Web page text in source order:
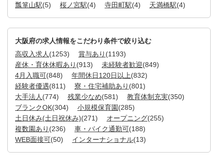
瓢箪山駅(5) 桜ノ宮駅(4) 寺田町駅(4) 天満橋駅(4)
大阪府の求人情報をこだわり条件で絞り込む
高収入求人 (1253) 賞与あり (1193)
産休・育休休暇あり (913) 未経験者歓迎(849)
4月入職可(848) 年間休日120日以上(832)
経験者優遇(811) 寮・住宅補助あり (801)
大手法人 (774) 残業少なめ(581) 教育体制充実(350)
ブランクOK(304) 小規模保育園(285)
土日休み(土日祝休み)(271) オープニング(255)
複数園あり (236) 車・バイク通勤可(188)
WEB面接可(50) インターナショナル(13)